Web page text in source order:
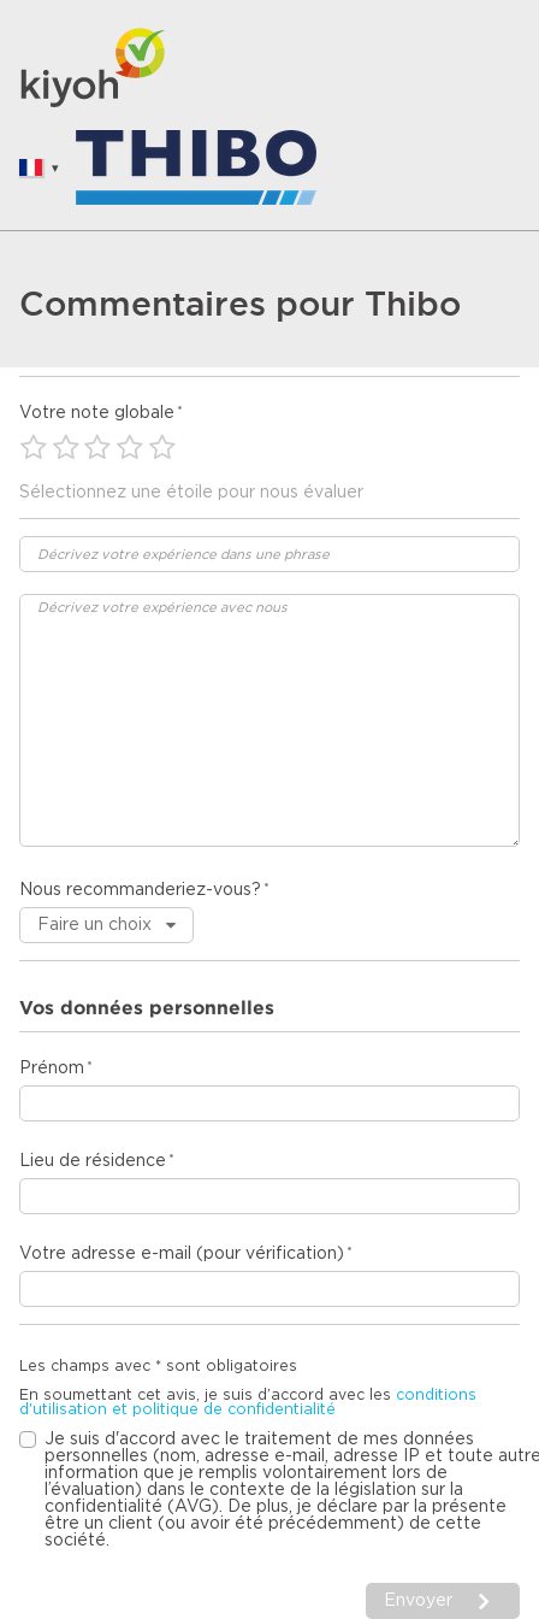
Commentaires pour Thibo
Votre note globale
Sélectionnez une étoile pour nous évaluer
Nous recommanderiez-vous?
Vos données personnelles
Prénom
Lieu de résidence
Votre adresse e-mail (pour vérification)
Les champs avec * sont obligatoires
En soumettant cet avis, je suis d’accord avec les conditions
d'utilisation et politique de confidentialité
Je suis d'accord avec le traitement de mes données
personnelles (nom, adresse e-mail, adresse IP et toute
information que je remplis volontairement lors de
l’évaluation) dans le contexte de la législation sur la
confidentialité (AVG). De plus, je déclare par la présente
être un client (ou avoir été précédemment) de cette
société.
Envoyer